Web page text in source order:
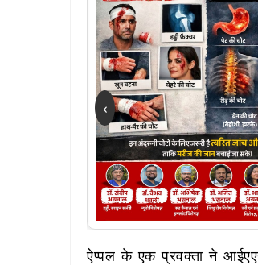
‹
ऐप्पल के एक प्रवक्ता ने